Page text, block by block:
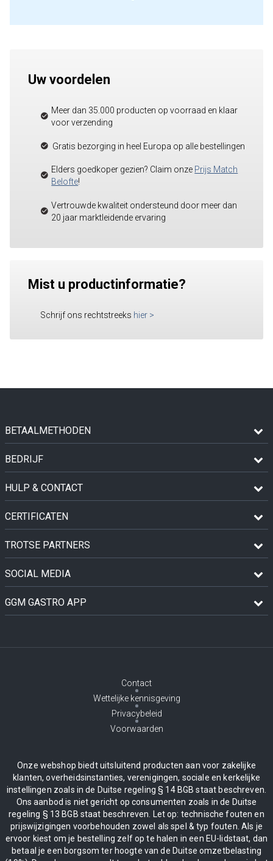
Uw voordelen
Meer dan 35.000 producten op voorraad en klaar
voor verzending
Gratis bezorging in heel Europa op alle bestellingen
Elders goedkoper gezien? Claim onze Prijs Match
Belofte!
Vertrouwde kwaliteit ondersteund door meer dan
20 jaar marktleidende ervaring
Mist u productinformatie?
Schrijf ons rechtstreeks hier >
BETAALMETHODEN
BEDRIJF
HULP & CONTACT
CERTIFICATEN
TROTSE PARTNERS
SOCIAL MEDIA
GGM GASTRO APP
Contact
Wettelijke kennisgeving
Privacybeleid
Voorwaarden
Onze webshop biedt uitsluitend producten aan voor zakelijke
klanten, overheidsinstanties, verenigingen, sociale en kerkelijke
instellingen zoals in de Duitse regeling § 14 BGB staat beschreven.
Ons aanbod is niet gericht op consumenten zoals in de Duitse
regeling § 13 BGB staat beschreven. Let op: technische fouten en
prijswijzigingen voorbehouden zowel als spel & typ fouten. Als je
ervoor kiest om je bestelling zelf op te halen in een EU-lidstaat, dan
betaal je een borgsom ter hoogte van de Duitse omzetbelasting